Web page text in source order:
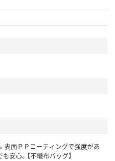
表面ＰＰコーティングで強度があ
安心。【不織布バッグ】